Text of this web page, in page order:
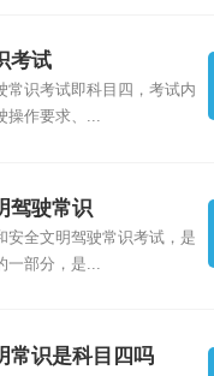
考试
常识考试即科目四，考试内
操作要求、...
驾驶常识
安全文明驾驶常识考试，是
一部分，是...
常识是科目四吗